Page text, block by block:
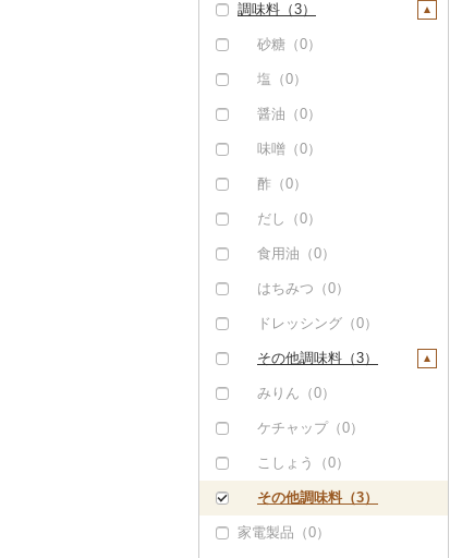
牡蠣（カキ）（4）
あさり（0）
しじみ（0）
サザエ（0）
はまぐり（0）
その他貝（0）
鮭・サーモン（1）
マグロ（0）
イワシ（0）
カツオ（0）
金目鯛（0）
クエ（0）
くじら（0）
サバ（15）
さんま（0）
鯛（0）
のどぐろ（0）
ふぐ（0）
ブリ（0）
ほっけ（0）
その他鮮魚（6）
イカ・タコ（0）
海苔・海藻（0）
干物（9）
ししゃも（0）
その他干物（8）
その他魚介・加工品
（0）
かまぼこ・練り製品
（0）
（34）
大吟醸（1）
吟醸（0）
その他日本酒（0）
泡盛（0）
ワイン（0）
ウイスキー（0）
リキュール・洋酒
惣菜（3）
餃子（0）
シュウマイ（0）
コロッケ（0）
その他惣菜（3）
カレー・シチュー
その他缶詰・瓶詰
（2）
（1）
おせち（0）
その他加工品（15）
調味料（3）
砂糖（0）
塩（0）
醤油（0）
味噌（0）
酢（0）
だし（0）
食用油（0）
はちみつ（0）
ドレッシング（0）
その他調味料（3）
みりん（0）
ケチャップ（0）
こしょう（0）
その他調味料（3）
家電製品（0）